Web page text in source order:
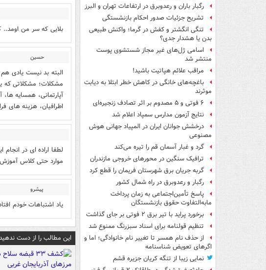
رگبار باران و رعدوبرق در ارتفاعات تهران و البرز
تشریح جزئیات صدور احکام بازنشستگی
تنگی انگشتر و کفش در گرما؛ واکنش طبیعی
بدن یا هشدار جدی؟
اسامی ژل‌های غیر مجاز شستشوی پوست
منتشر شد
مراقب علائم هپاتیت باشید!
باغچه‌های خانگی در کاهش خطر ابتلا به دیابت
موثرند
۶ فوتی و ۵ مصدوم بر اثر تصادف زنجیره‌ای
نتایج آزمون مدارس سمپاد اعلام شد
درخشش جوانان ایران در المپیاد جهانی هوش
مصنوعی
گرد و غبار آسمان قم را تیره می‌کند
ترافیک سنگین در محورهای خروجی مازندران
گربه جریان برق شهرستان فریمان را قطع کرد
رگبار و رعدوبرق در راه شمال کشور
پاسخ تأمین‌اجتماعی به زمان پرداخت
مابه‌التفاوت حقوق بازنشستگان
برخورد پراید با تیر برق ۲ فوتی بر جای گذاشت
تنظیم قولنامه برای اسناد سبزرنگ ممنوع شد
از حذف نام همسر تا تغییر نام خانوادگی؛ اما و
اگرهای تعویض شناسنامه
نمایی زیبا از تنگه کریان جزیره قشم
بلایی که سر من اومد..
حسين
البته بد نيست يادى هم
مشكلات؛ مشكلاتى كه
آپارتمانى، همسايه
اطرافيان، هزينه هاى
لطفا اراده ای در
موارد حتی کلاس آموزش
پیشرو
یاد اشتباهات خودم
این مطالب را از دست